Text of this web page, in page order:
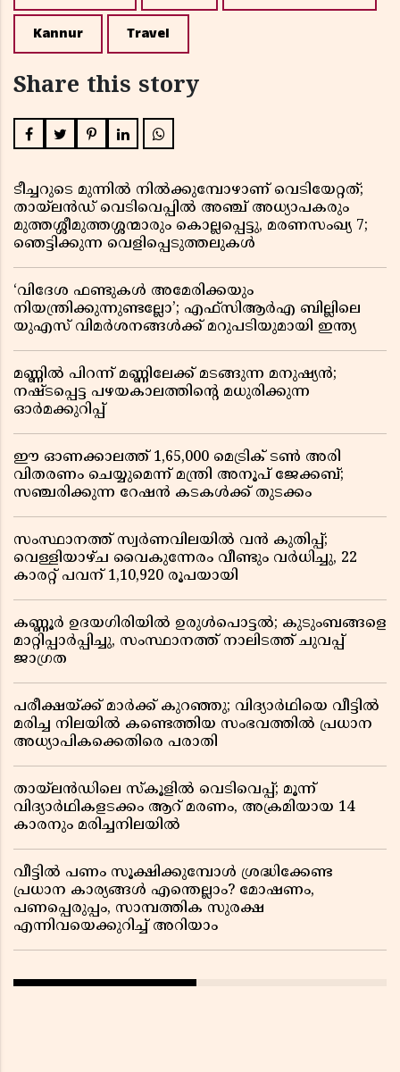
Kannur Travel
Share this story
ടീച്ചറുടെ മുന്നിൽ നിൽക്കുമ്പോഴാണ് വെടിയേറ്റത്;
തായ്‌ലൻഡ് വെടിവെപ്പിൽ അഞ്ച് അധ്യാപകരും
മുത്തശ്ശീമുത്തശ്ശന്മാരും കൊല്ലപ്പെട്ടു, മരണസംഖ്യ 7;
ഞെട്ടിക്കുന്ന വെളിപ്പെടുത്തലുകൾ
‘വിദേശ ഫണ്ടുകൾ അമേരിക്കയും
നിയന്ത്രിക്കുന്നുണ്ടല്ലോ’; എഫ്സിആർഎ ബില്ലിലെ
യുഎസ് വിമർശനങ്ങൾക്ക് മറുപടിയുമായി ഇന്ത്യ
മണ്ണിൽ പിറന്ന് മണ്ണിലേക്ക് മടങ്ങുന്ന മനുഷ്യൻ;
നഷ്ടപ്പെട്ട പഴയകാലത്തിൻ്റെ മധുരിക്കുന്ന
ഓർമക്കുറിപ്പ്
ഈ ഓണക്കാലത്ത് 1,65,000 മെട്രിക് ടൺ അരി
വിതരണം ചെയ്യുമെന്ന് മന്ത്രി അനൂപ് ജേക്കബ്;
സഞ്ചരിക്കുന്ന റേഷൻ കടകൾക്ക് തുടക്കം
സംസ്ഥാനത്ത് സ്വർണവിലയിൽ വൻ കുതിപ്പ്;
വെള്ളിയാഴ്ച വൈകുന്നേരം വീണ്ടും വർധിച്ചു, 22
കാരറ്റ് പവന് 1,10,920 രൂപയായി
കണ്ണൂർ ഉദയഗിരിയിൽ ഉരുൾപൊട്ടൽ; കുടുംബങ്ങളെ
മാറ്റിപ്പാർപ്പിച്ചു, സംസ്ഥാനത്ത് നാലിടത്ത് ചുവപ്പ്
ജാഗ്രത
പരീക്ഷയ്ക്ക് മാർക്ക് കുറഞ്ഞു; വിദ്യാർഥിയെ വീട്ടിൽ
മരിച്ച നിലയിൽ കണ്ടെത്തിയ സംഭവത്തിൽ പ്രധാന
അധ്യാപികക്കെതിരെ പരാതി
തായ്‌ലൻഡിലെ സ്‌കൂളിൽ വെടിവെപ്പ്; മൂന്ന്
വിദ്യാർഥികളടക്കം ആറ് മരണം, അക്രമിയായ 14
കാരനും മരിച്ചനിലയിൽ
വീട്ടിൽ പണം സൂക്ഷിക്കുമ്പോൾ ശ്രദ്ധിക്കേണ്ട
പ്രധാന കാര്യങ്ങൾ എന്തെല്ലാം? മോഷണം,
പണപ്പെരുപ്പം, സാമ്പത്തിക സുരക്ഷ
എന്നിവയെക്കുറിച്ച് അറിയാം